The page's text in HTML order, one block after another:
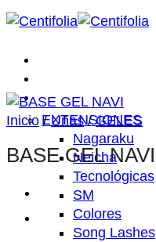
Saltar
Tienda
EXTENSIONES
Nagaraku
Neicha
Tecnológicas
SM
Colores
Song Lashes
Inicio / Uñas / GELES
BASE GEL NAVI